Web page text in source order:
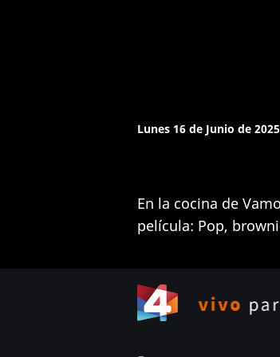
Lunes 16 de Junio de 2025
En la cocina de
película: Pop,